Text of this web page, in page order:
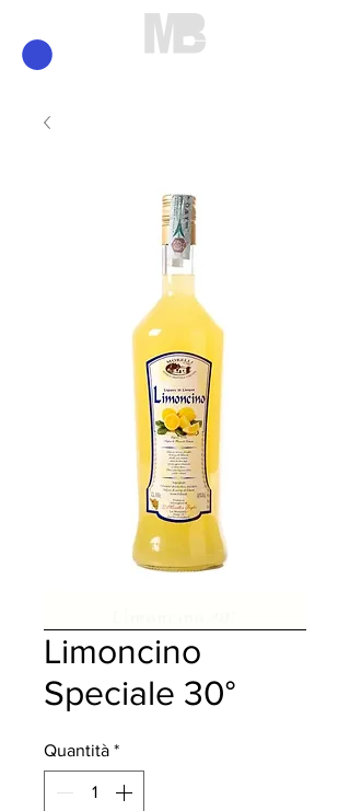
Limoncino
Speciale 30°
Quantità *